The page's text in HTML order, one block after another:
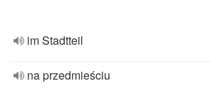
im Stadtteil
na przedmieściu